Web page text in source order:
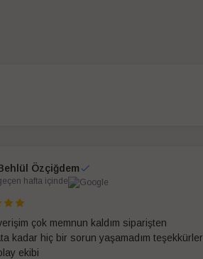
Özçiğdem
hafta içinde
çok memnun kaldım siparişten
kadar hiç bir sorun yaşamadım teşekkürler
ekibi